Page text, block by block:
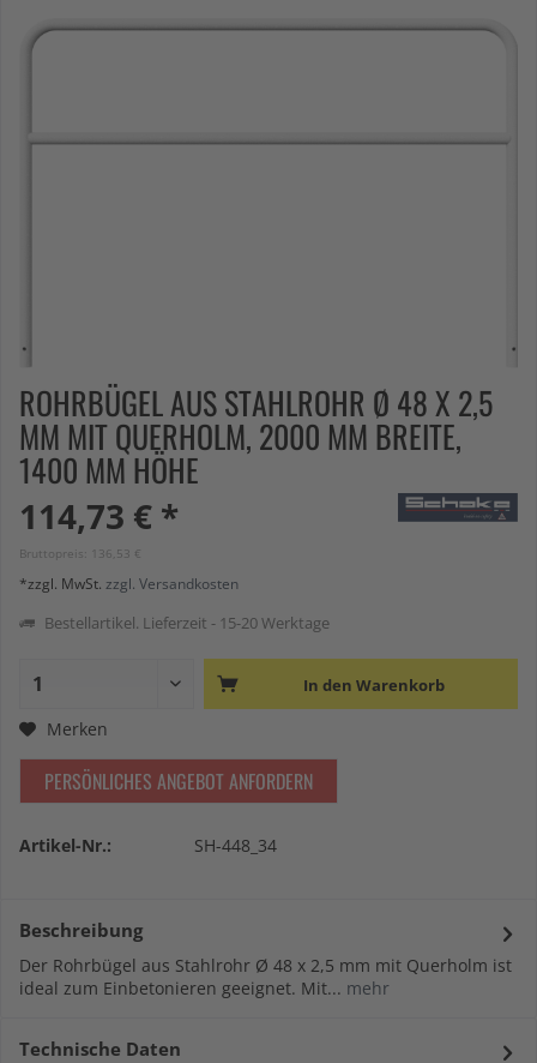
ROHRBÜGEL AUS STAHLROHR Ø 48 X 2,5
MM MIT QUERHOLM, 2000 MM BREITE,
1400 MM HÖHE
114,73 € *
Bruttopreis: 136,53 €
*zzgl. MwSt. zzgl. Versandkosten
Bestellartikel. Lieferzeit - 15-20 Werktage
In den Warenkorb
Merken
PERSÖNLICHES ANGEBOT ANFORDERN
Artikel-Nr.: SH-448_34
Beschreibung
Der Rohrbügel aus Stahlrohr Ø 48 x 2,5 mm mit Querholm ist
ideal zum Einbetonieren geeignet. Mit... mehr
Technische Daten